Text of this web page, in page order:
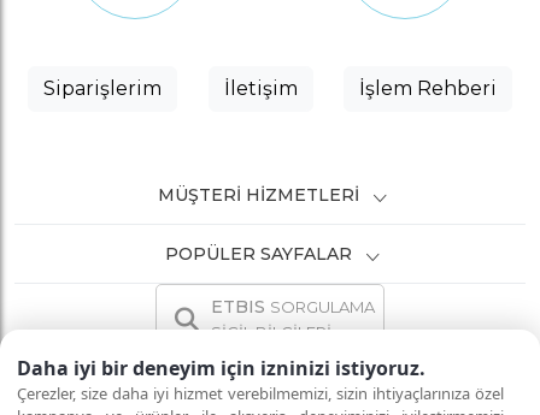
Daha iyi bir deneyim için izninizi istiyoruz.
Çerezler, size daha iyi hizmet verebilmemizi, sizin ihtiyaçlarınıza özel
Siparişlerim İletişim İşlem Rehberi
MÜŞTERI HIZMETLERI
POPÜLER SAYFALAR
ETBIS SORGULAMA
SİCİL BİLGİLERİ